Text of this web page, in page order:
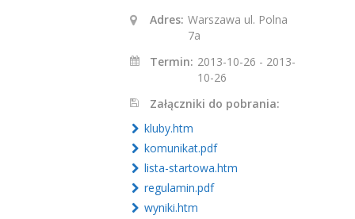
Adres: Warszawa ul. Polna
7a
Termin: 2013-10-26 - 2013-
10-26
Załączniki do pobrania:
kluby.htm
komunikat.pdf
lista-startowa.htm
regulamin.pdf
wyniki.htm